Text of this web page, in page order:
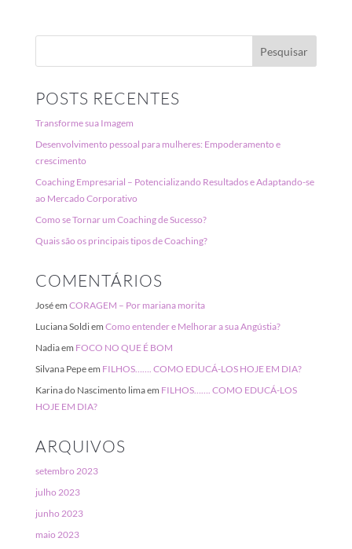
POSTS RECENTES
Transforme sua Imagem
Desenvolvimento pessoal para mulheres: Empoderamento e
crescimento
Coaching Empresarial – Potencializando Resultados e Adaptando-se
ao Mercado Corporativo
Como se Tornar um Coaching de Sucesso?
Quais são os principais tipos de Coaching?
COMENTÁRIOS
Joséem CORAGEM – Por mariana morita
Luciana Soldiem Como entender e Melhorar a sua Angústia?
Nadiaem FOCO NO QUE É BOM
Silvana Pepeem FILHOS……. COMO EDUCÁ-LOS HOJE EM DIA?
Karina do Nascimento limaem FILHOS……. COMO EDUCÁ-LOS
HOJE EM DIA?
ARQUIVOS
setembro 2023
julho 2023
junho 2023
maio 2023